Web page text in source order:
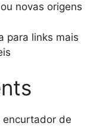
novas origens
para links mais
encurtador de